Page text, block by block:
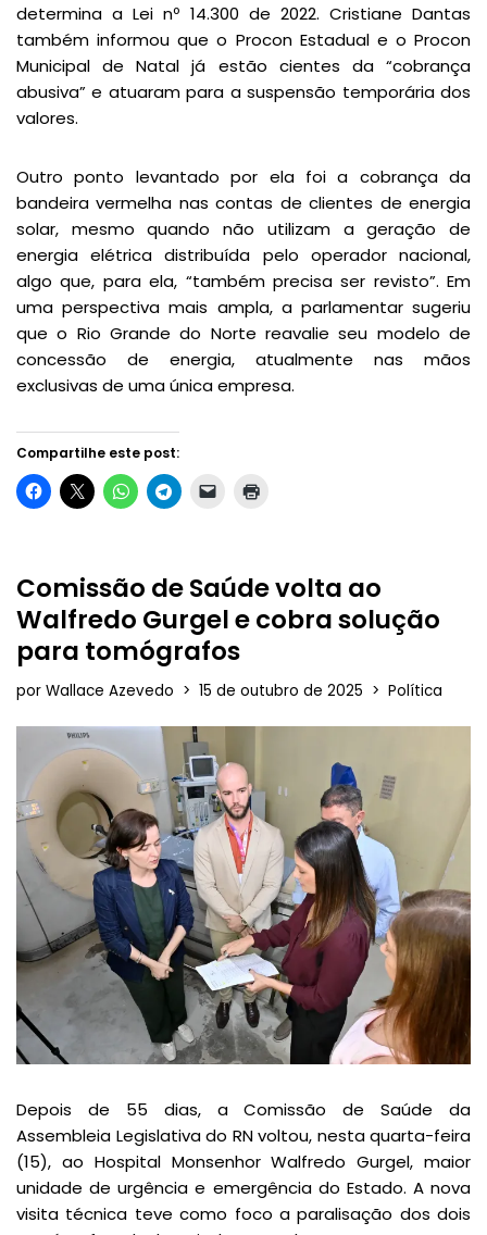
determina a Lei nº 14.300 de 2022. Cristiane Dantas
também informou que o Procon Estadual e o Procon
Municipal de Natal já estão cientes da “cobrança
abusiva” e atuaram para a suspensão temporária dos
valores.
Outro ponto levantado por ela foi a cobrança da
bandeira vermelha nas contas de clientes de energia
solar, mesmo quando não utilizam a geração de
energia elétrica distribuída pelo operador nacional,
algo que, para ela, “também precisa ser revisto”. Em
uma perspectiva mais ampla, a parlamentar sugeriu
que o Rio Grande do Norte reavalie seu modelo de
concessão de energia, atualmente nas mãos
exclusivas de uma única empresa.
Compartilhe este post:
Comissão de Saúde volta ao
Walfredo Gurgel e cobra solução
para tomógrafos
por Wallace Azevedo 15 de outubro de 2025 Política
Depois de 55 dias, a Comissão de Saúde da
Assembleia Legislativa do RN voltou, nesta quarta-feira
(15), ao Hospital Monsenhor Walfredo Gurgel, maior
unidade de urgência e emergência do Estado. A nova
visita técnica teve como foco a paralisação dos dois